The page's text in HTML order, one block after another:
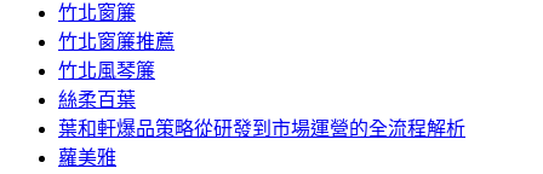
竹北窗簾
竹北窗簾推薦
竹北風琴簾
絲柔百葉
葉和軒爆品策略從研發到市場運營的全流程解析
蘿美雅